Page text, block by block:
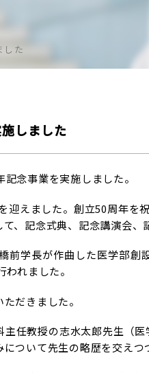
した
しました
念事業を実施しました。
迎えました。創立50周年を
、記念式典、記念講演会、
前学長が作曲した医学部
れました。
だきました。
任教授の志水太郎先生（
ついて先生の略歴を交えつ